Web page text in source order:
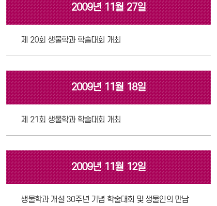
2009년 11월 27일
제 20회 생물학과 학술대회 개최
2009년 11월 18일
제 21회 생물학과 학술대회 개최
2009년 11월 12일
생물학과 개설 30주년 기념 학술대회 및 생물인의 만남